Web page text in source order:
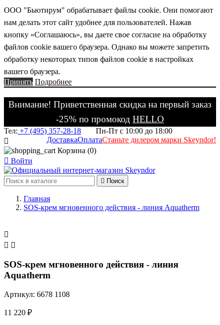
ООО "Бьютирум" обрабатывает файлы cookie. Они помогают
нам делать этот сайт удобнее для пользователей. Нажав
кнопку «Соглашаюсь», вы даете свое согласие на обработку
файлов cookie вашего браузера. Однако вы можете запретить
обработку некоторых типов файлов cookie в настройках
вашего браузера.
Принять Подробнее
Внимание! Приветственная скидка на первый заказ
-25% по промокод HELLO
Тел: +7 (495) 357-28-18
Пн-Пт с 10:00 до 18:00
Станьте дилером марки Skeyndor!
Оплата
Доставка

Корзина (0)
 Войти
 Поиск
Главная
SOS-крем мгновенного действия - линия Aquatherm

 
SOS-крем мгновенного действия - линия
Aquatherm
Артикул: 6678 1108
11 220 ₽